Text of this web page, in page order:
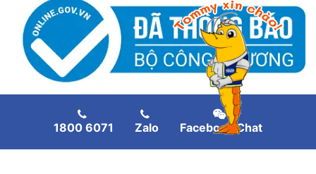
1800 6071
Zalo Facebook Chat